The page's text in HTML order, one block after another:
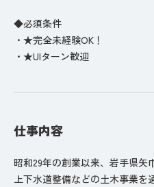
◆必須条件
・★完全未経験OK！
・★UIターン歓迎
仕事内容
昭和29年の創業以来、岩手県矢
上下水道整備などの土木事業を